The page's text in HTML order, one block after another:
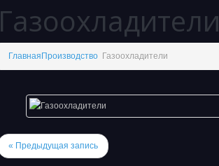
Газоохладители
Главная Производство Газоохладители
« Предыдущая запись